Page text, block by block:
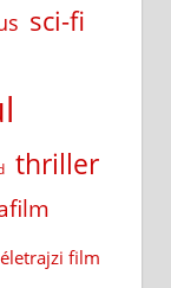
sci-fi
thriller
életrajzi film